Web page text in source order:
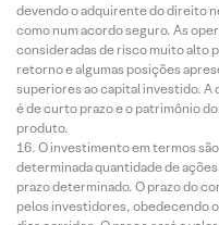
devendo o adquirente do direito
como num acordo seguro. As
consideradas de risco muito alto
retorno e algumas posições
superiores ao capital investido. A
é de curto prazo e o patrimônio
produto.
O investimento em termos
determinada quantidade de
prazo determinado. O prazo do
pelos investidores, obedecendo